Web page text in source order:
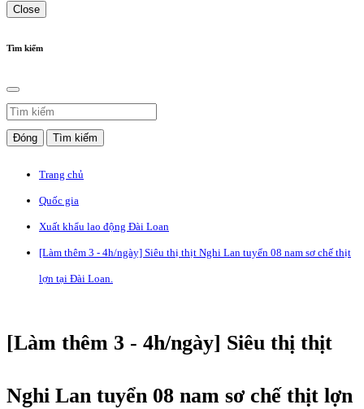
Close
Tìm kiếm
Đóng Tìm kiếm
Trang chủ
Quốc gia
Xuất khẩu lao động Đài Loan
[Làm thêm 3 - 4h/ngày] Siêu thị thịt Nghi Lan tuyển 08 nam sơ chế thịt
lợn tại Đài Loan.
[Làm thêm 3 - 4h/ngày] Siêu thị thịt
Nghi Lan tuyển 08 nam sơ chế thịt lợn